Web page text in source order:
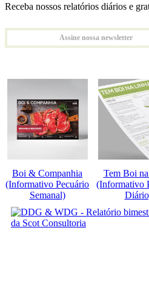
Receba nossos relatórios diários e
Assine nossa newsletter
Boi & Companhia
(Informativo Pecuário
Semanal)
Tem Boi
(Informativo